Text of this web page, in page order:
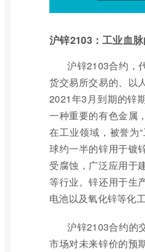
沪锌2103：工业血
沪锌2103合约，
货交易所交易的、以
2021年3月到期的锌
一种重要的有色金属
在工业领域，被誉为
球约一半的锌用于镀
受腐蚀，广泛应用于
等行业。锌还用于生
电池以及氧化锌等化工
沪锌2103合约的
市场对未来锌价的预